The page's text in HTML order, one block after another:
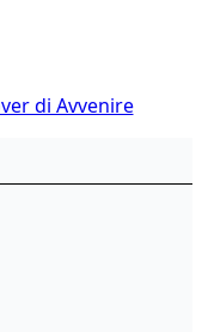
di Avvenire